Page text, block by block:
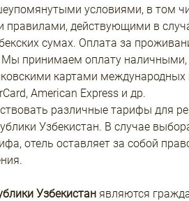
условиями, в том
правилами, действующими в
сумах. Оплата за
Мы принимаем оплату
картами
American Express и др.
различные тарифы для
Узбекистан. В случае
отель оставляет за собой
Узбекистан являются